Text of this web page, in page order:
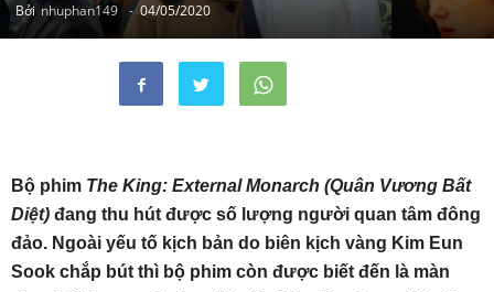
Bởi nhuphan149 - 04/05/2020
Bộ phim The King: External Monarch (Quân Vương Bất
Diệt) đang thu hút được số lượng người quan tâm đông
đảo. Ngoài yếu tố kịch bản do biên kịch vàng Kim Eun
Sook chắp bút thì bộ phim còn được biết đến là màn